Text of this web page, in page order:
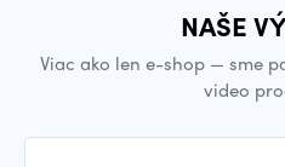
NAŠE
Viac ako len e-shop — sme
video